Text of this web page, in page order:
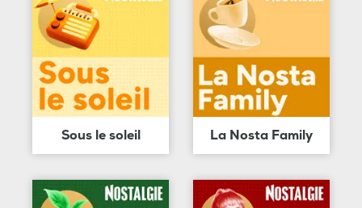
Sous le soleil La Nosta Family